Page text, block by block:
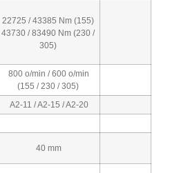
22725 / 43385 Nm (155)
43730 / 83490 Nm (230 /
305)
800 o/min / 600 o/min
(155 / 230 / 305)
A2-11 / A2-15 / A2-20
40 mm